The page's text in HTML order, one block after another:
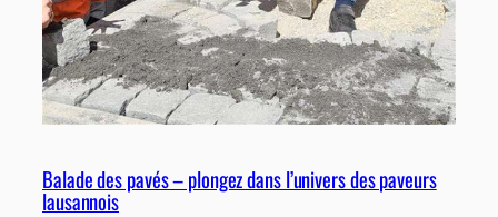
Balade des pavés – plongez dans l’univers des paveurs
lausannois